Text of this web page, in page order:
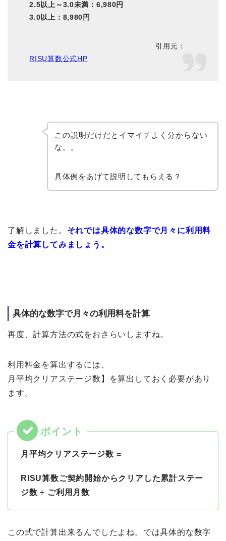
2.5以上～3.0未満：6,980円
3.0以上：8,980円
引用元：
RISU算数公式HP
この説明だけだとイマイチよく分からない
な。。
具体例をあげて説明してもらえる？
了解しました。 それでは具体的な数字で月々に利用料
金を計算してみましょう。
具体的な数字で月々の利用料を計算
再度、計算方法の式をおさらいしますね。
利用料金を算出するには、
月平均クリアステージ数】を算出しておく必要があり
ます。
月平均クリアステージ数 =
RISU算数ご契約開始からクリアした累計ステー
ジ数 ÷ ご利用月数
この式で計算出来るんでしたよね。では具体的な数字